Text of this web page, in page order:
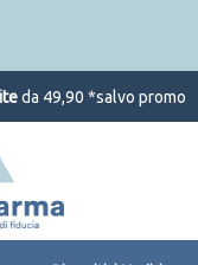
da 49,90 *salvo promo